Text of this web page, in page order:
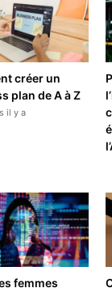
créer un
plan de A à Z
il y a
femmes